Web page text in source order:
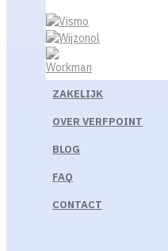
ZAKELIJK
OVER VERFPOINT
BLOG
FAQ
CONTACT